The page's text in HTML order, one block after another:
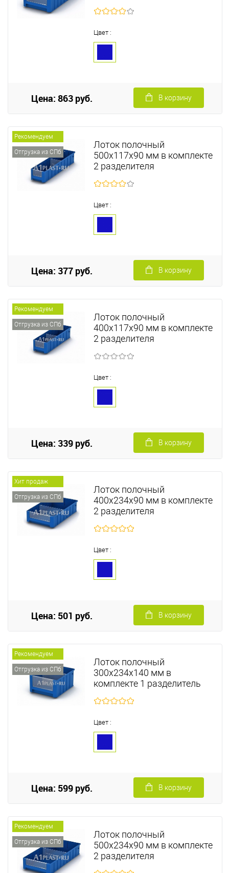
Цвет :
Цена: 863 руб. В корзину
Рекомендуем
Отгрузка из СПб
Лоток полочный
500х117х90 мм в комплекте
2 разделителя
Цвет :
Цена: 377 руб. В корзину
Рекомендуем
Отгрузка из СПб
Лоток полочный
400х117х90 мм в комплекте
2 разделителя
Цвет :
Цена: 339 руб. В корзину
Хит продаж
Отгрузка из СПб
Лоток полочный
400х234х90 мм в комплекте
2 разделителя
Цвет :
Цена: 501 руб. В корзину
Рекомендуем
Отгрузка из СПб
Лоток полочный
300х234х140 мм в
комплекте 1 разделитель
Цвет :
Цена: 599 руб. В корзину
Рекомендуем
Отгрузка из СПб
Лоток полочный
500х234х90 мм в комплекте
2 разделителя